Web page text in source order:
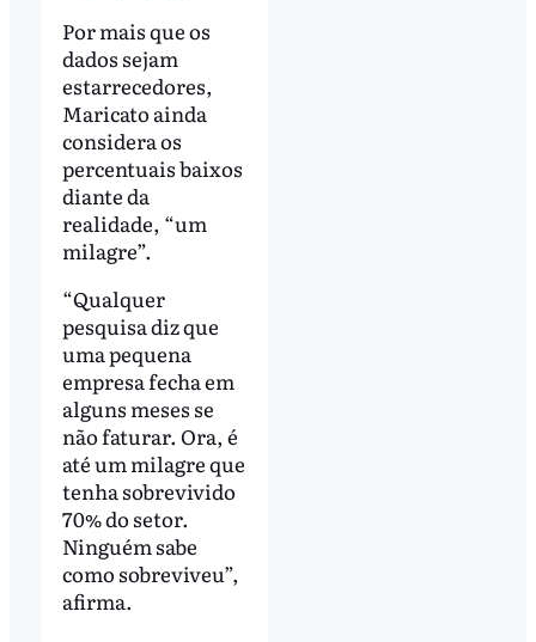
Por mais que os
dados sejam
estarrecedores,
Maricato ainda
considera os
percentuais baixos
diante da
realidade, “um
milagre”.
“Qualquer
pesquisa diz que
uma pequena
empresa fecha em
alguns meses se
não faturar. Ora, é
até um milagre que
tenha sobrevivido
70% do setor.
Ninguém sabe
como sobreviveu”,
afirma.